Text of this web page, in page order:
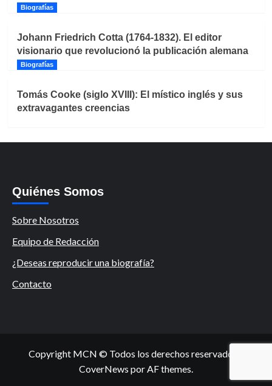
Biografías
Johann Friedrich Cotta (1764-1832). El editor
visionario que revolucionó la publicación alemana
Biografías
Tomás Cooke (siglo XVIII): El místico inglés y sus
extravagantes creencias
Quiénes Somos
Sobre Nosotros
Equipo de Redacción
¿Deseas reproducir una biografía?
Contacto
Copyright MCN © Todos los derechos reservados.
CoverNews por AF themes.